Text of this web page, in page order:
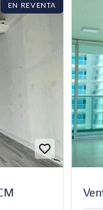
EN REVENTA